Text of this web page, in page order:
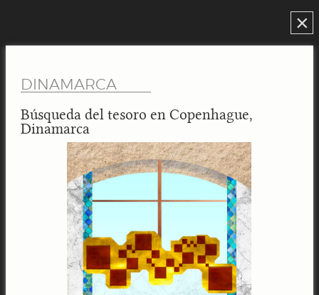
×
DINAMARCA
Búsqueda del tesoro en Copenhague,
Dinamarca